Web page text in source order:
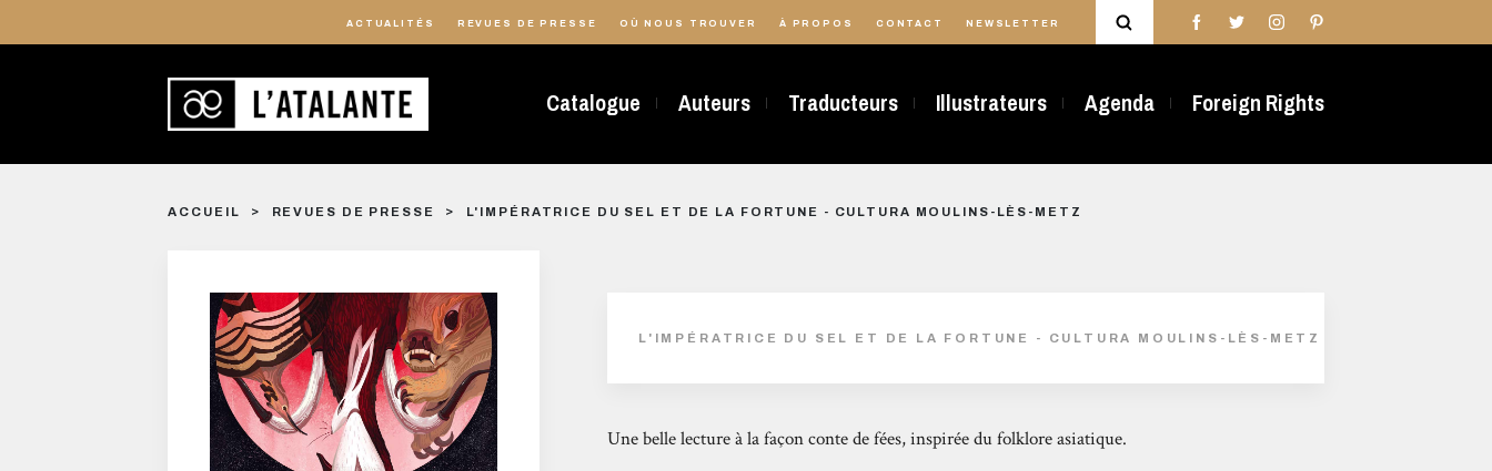
ACTUALITÉS REVUES DE PRESSE OÙ NOUS TROUVER À PROPOS CONTACT NEWSLETTER
Catalogue Auteurs Traducteurs Illustrateurs Agenda Foreign Rights
ACCUEIL REVUES DE PRESSE L'IMPÉRATRICE DU SEL ET DE LA FORTUNE - CULTURA MOULINS-LÈS-METZ
L'IMPÉRATRICE DU SEL ET DE LA FORTUNE - CULTURA MOULINS-LÈS-METZ
Une belle lecture à la façon conte de fées, inspirée du folklore asiatique.